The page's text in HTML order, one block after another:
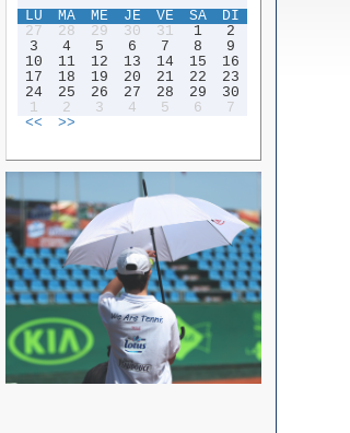
LU
MA ME JE VE SA
DI
27
28 29 30 31 1
2
3
4 5 6 7 8
9
10
11 12 13 14 15
16
17
18 19 20 21 22
23
24
25 26 27 28 29
30
1
2 3 4 5 6
7
<<
>>